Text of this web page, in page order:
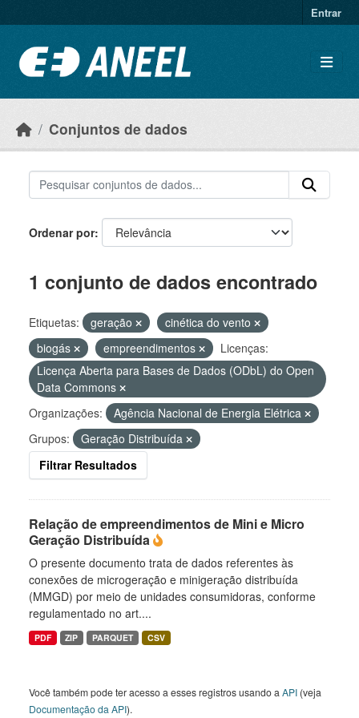
Entrar
Conjuntos de dados
Ordenar por
1 conjunto de dados encontrado
Etiquetas: geração
cinética do vento
biogás
empreendimentos
Licenças:
Licença Aberta para Bases de Dados (ODbL) do Open
Data Commons
Organizações:
Agência Nacional de Energia Elétrica
Grupos:
Geração Distribuída
Filtrar Resultados
Relação de empreendimentos de Mini e Micro
Geração Distribuída
O presente documento trata de dados referentes às
conexões de microgeração e minigeração distribuída
(MMGD) por meio de unidades consumidoras, conforme
regulamentado no art....
PDF ZIP PARQUET CSV
Você também pode ter acesso a esses registros usando a API (veja
Documentação da API).